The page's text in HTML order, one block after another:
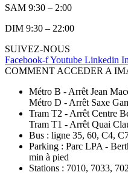
SAM 9:30 – 2:00
DIM 9:30 – 22:00
SUIVEZ-NOUS
Facebook-fYoutube Linkedin
COMMENT ACCEDER A
Métro B - Arrêt Jean
Métro D - Arrêt Saxe
Tram T2 - Arrêt Centre
Tram T1 - Arrêt Quai
Bus : ligne 35, 60, C4,
Parking : Parc LPA -
min à pied
Stations : 7010, 7033,